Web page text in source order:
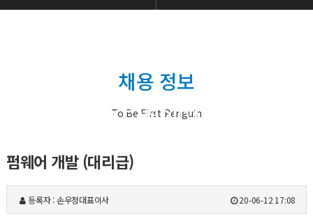
FOR CANDIDATES
채용 정보
To Be First Penguin
펌웨어 개발 (대리급)
등록자 : 손우정대표이사 20-06-12 17:08